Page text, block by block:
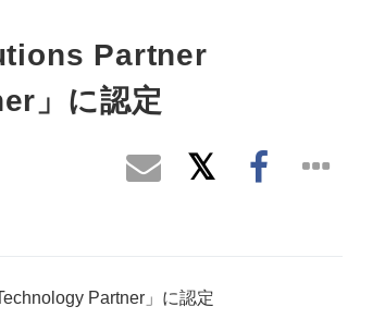
Partner
」に認定
Partner」に認定